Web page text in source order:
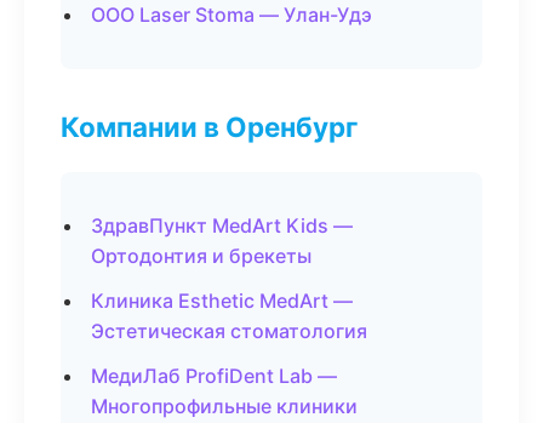
ООО Laser Stoma — Улан-Удэ
Компании в Оренбург
ЗдравПункт MedArt Kids —
Ортодонтия и брекеты
Клиника Esthetic MedArt —
Эстетическая стоматология
МедиЛаб ProfiDent Lab —
Многопрофильные клиники